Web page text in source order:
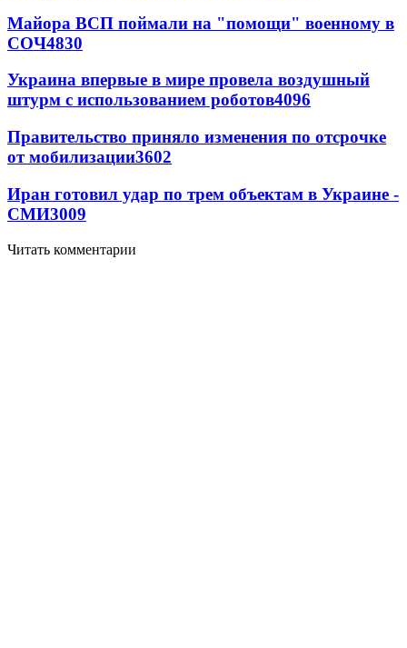
Майора ВСП поймали на "помощи" военному в
СОЧ4830
Украина впервые в мире провела воздушный
штурм с использованием роботов4096
Правительство приняло изменения по отсрочке
от мобилизации3602
Иран готовил удар по трем объектам в Украине -
СМИ3009
Читать комментарии